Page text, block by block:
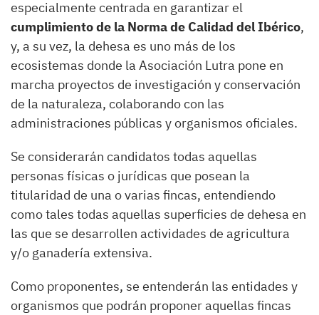
especialmente centrada en garantizar el
cumplimiento de la Norma de Calidad del Ibérico,
y, a su vez, la dehesa es uno más de los
ecosistemas donde la Asociación Lutra pone en
marcha proyectos de investigación y conservación
de la naturaleza, colaborando con las
administraciones públicas y organismos oficiales.
Se considerarán candidatos todas aquellas
personas físicas o jurídicas que posean la
titularidad de una o varias fincas, entendiendo
como tales todas aquellas superficies de dehesa en
las que se desarrollen actividades de agricultura
y/o ganadería extensiva.
Como proponentes, se entenderán las entidades y
organismos que podrán proponer aquellas fincas